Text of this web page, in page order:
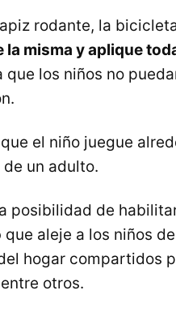
rodante, la
la misma y aplique
que los niños no
el niño juegue
un adulto.
posibilidad de
que aleje a los niños
hogar compartidos
otros.